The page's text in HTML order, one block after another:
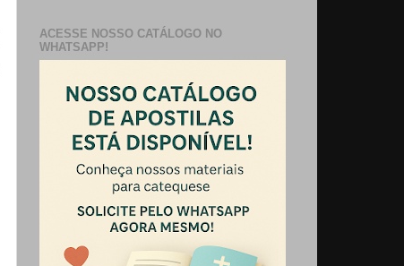
ACESSE NOSSO CATÁLOGO NO
WHATSAPP!